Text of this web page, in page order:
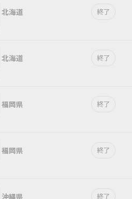
北海道 終了
北海道 終了
福岡県 終了
福岡県 終了
沖縄県 終了